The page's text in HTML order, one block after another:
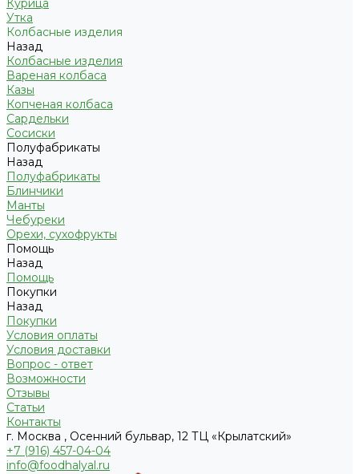
Курица
Утка
Колбасные изделия
Назад
Колбасные изделия
Вареная колбаса
Казы
Копченая колбаса
Сардельки
Сосиски
Полуфабрикаты
Назад
Полуфабрикаты
Блинчики
Манты
Чебуреки
Орехи, сухофрукты
Помощь
Назад
Помощь
Покупки
Назад
Покупки
Условия оплаты
Условия доставки
Вопрос - ответ
Возможности
Отзывы
Статьи
Контакты
г. Москва , Осенний бульвар, 12 ТЦ «Крылатский»
+7 (916) 457-04-04
info@foodhalyal.ru